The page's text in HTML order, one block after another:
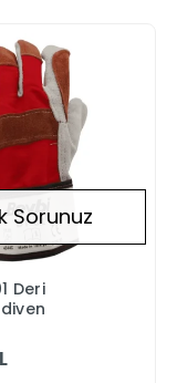
Stokta Yok
Sorunuz
Deri